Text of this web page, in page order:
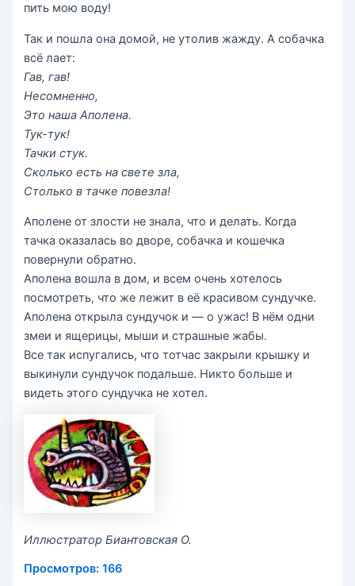
пить мою воду!
Так и пошла она домой, не утолив жажду. А собачка
всё лает:
Гав, гав!
Несомненно,
Это наша Аполена.
Тук-тук!
Тачки стук.
Сколько есть на свете зла,
Столько в тачке повезла!
Аполене от злости не знала, что и делать. Когда
тачка оказалась во дворе, собачка и кошечка
повернули обратно.
Аполена вошла в дом, и всем очень хотелось
посмотреть, что же лежит в её красивом сундучке.
Аполена открыла сундучок и — о ужас! В нём одни
змеи и ящерицы, мыши и страшные жабы.
Все так испугались, что тотчас закрыли крышку и
выкинули сундучок подальше. Никто больше и
видеть этого сундучка не хотел.
Иллюстратор Биантовская О.
Просмотров: 166